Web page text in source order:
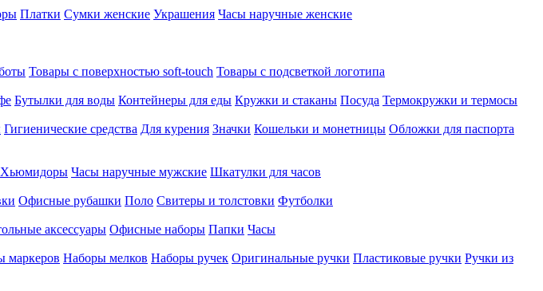
Платки Сумки женские Украшения Часы наручные женские
Товары с поверхностью soft-touch Товары с подсветкой логотипа
Бутылки для воды Контейнеры для еды Кружки и стаканы Посуда Термокружки и термосы
Гигиенические средства Для курения Значки Кошельки и монетницы Обложки для паспорта
Хьюмидоры Часы наручные мужские Шкатулки для часов
Офисные рубашки Поло Свитеры и толстовки Футболки
аксессуары Офисные наборы Папки Часы
маркеров Наборы мелков Наборы ручек Оригинальные ручки Пластиковые ручки Ручки из